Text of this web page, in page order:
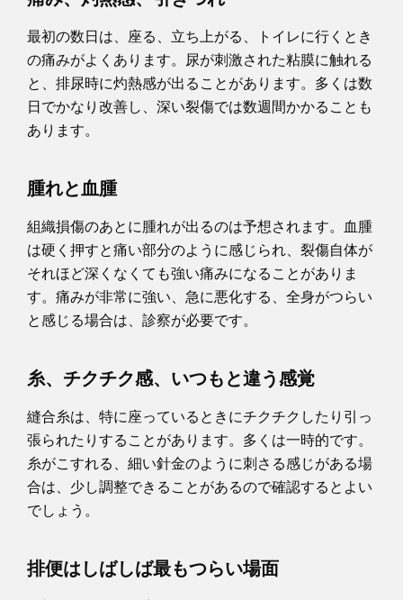
最初の数日は、座る、立ち上がる、トイレに行くとき
の痛みがよくあります。尿が刺激された粘膜に触れる
と、排尿時に灼熱感が出ることがあります。多くは数
日でかなり改善し、深い裂傷では数週間かかることも
あります。
腫れと血腫
組織損傷のあとに腫れが出るのは予想されます。血腫
は硬く押すと痛い部分のように感じられ、裂傷自体が
それほど深くなくても強い痛みになることがありま
す。痛みが非常に強い、急に悪化する、全身がつらい
と感じる場合は、診察が必要です。
糸、チクチク感、いつもと違う感覚
縫合糸は、特に座っているときにチクチクしたり引っ
張られたりすることがあります。多くは一時的です。
糸がこすれる、細い針金のように刺さる感じがある場
合は、少し調整できることがあるので確認するとよい
でしょう。
排便はしばしば最もつらい場面